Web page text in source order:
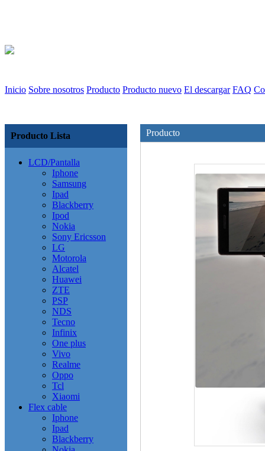
Inicio Sobre nosotros Producto Producto nuevo El descargar FAQ
Producto Lista
LCD/Pantalla
Iphone
Samsung
Ipad
Blackberry
Ipod
Nokia
Sony Ericsson
LG
Motorola
Alcatel
Huawei
ZTE
PSP
NDS
Tecno
Infinix
One plus
Vivo
Realme
Oppo
Tcl
Xiaomi
Flex cable
Iphone
Ipad
Blackberry
Producto